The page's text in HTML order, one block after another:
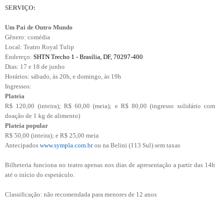
SERVIÇO:
Um Pai de Outro Mundo
Gênero: comédia
Local: Teatro Royal Tulip
Endereço: SHTN Trecho 1 - Brasília, DF, 70297-400
Dias: 17 e 18 de junho
Horários: sábado, às 20h, e domingo, às 19h
Ingressos:
Plateia
R$ 120,00 (inteira); R$ 60,00 (meia); e R$ 80,00 (ingresso solidário com
doação de 1 kg de alimento)
Plateia popular
R$ 50,00 (inteira); e R$ 25,00 meia
Antecipados www.sympla.com.brou na Belini (113 Sul) sem taxas
Bilheteria funciona no teatro apenas nos dias de apresentação a partir das 14h
até o início do espetáculo.
Classificação: não recomendada para menores de 12 anos